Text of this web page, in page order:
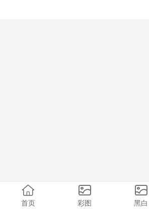
首页 彩图 黑白